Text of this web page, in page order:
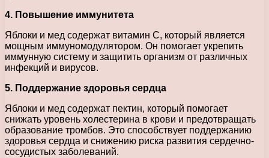
4. Повышение иммунитета
Яблоки и мед содержат витамин C, который является
мощным иммуномодулятором. Он помогает укрепить
иммунную систему и защитить организм от различных
инфекций и вирусов.
5. Поддержание здоровья сердца
Яблоки и мед содержат пектин, который помогает
снижать уровень холестерина в крови и предотвращать
образование тромбов. Это способствует поддержанию
здоровья сердца и снижению риска развития сердечно-
сосудистых заболеваний.